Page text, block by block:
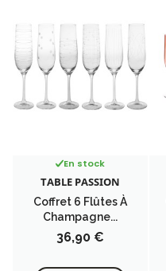
En stock
TABLE PASSION
Coffret 6 Flûtes À
Champagne...
Prix
36,90 €